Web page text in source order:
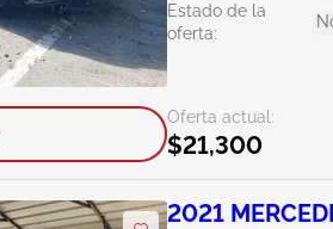
Estado de la
oferta:
Oferta actual:
$21,300
2021